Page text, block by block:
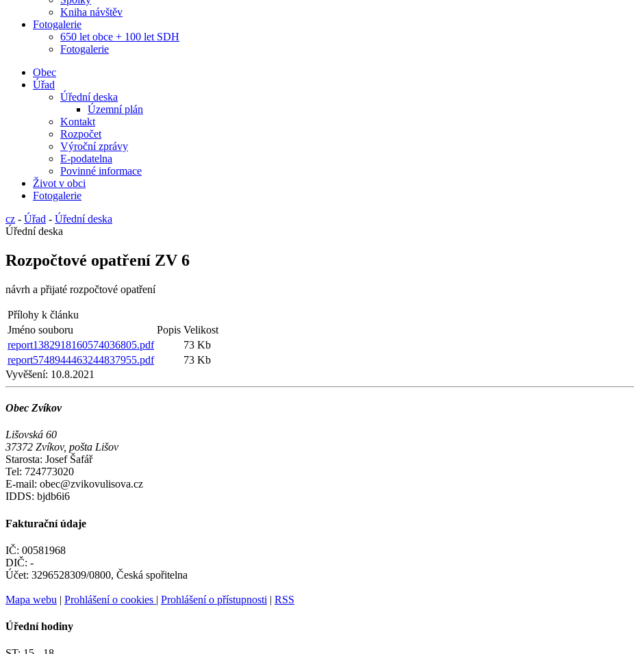
Kniha návštěv
Fotogalerie
650 let obce + 100 let SDH
Fotogalerie
Obec
Úřad
Úřední deska
Územní plán
Kontakt
Rozpočet
Výroční zprávy
E-podatelna
Povinné informace
Život v obci
Fotogalerie
cz - Úřad - Úřední deska
Úřední deska
Rozpočtové opatření ZV 6
návrh a přijaté rozpočtové opatření
Přílohy k článku
Jméno souboru
Popis Velikost
report1382918160574036805.pdf
73 Kb
report5748944463244837955.pdf
73 Kb
Vyvěšení: 10.8.2021
Obec Zvíkov
Lišovská 60
37372 Zvíkov, pošta Lišov
Starosta: Josef Šafář
Tel: 724773020
E-mail: obec@zvikovulisova.cz
IDDS: bjdb6i6
Fakturační údaje
IČ: 00581968
DIČ: -
Účet: 3296528309/0800, Česká spořitelna
Mapa webu | Prohlášení o cookies | Prohlášení o přístupnosti | RSS
Úřední hodiny